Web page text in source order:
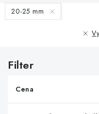
O nás Obchodné podmienky
Kontakt
V
ý
s
o
20-25 mm
Cena